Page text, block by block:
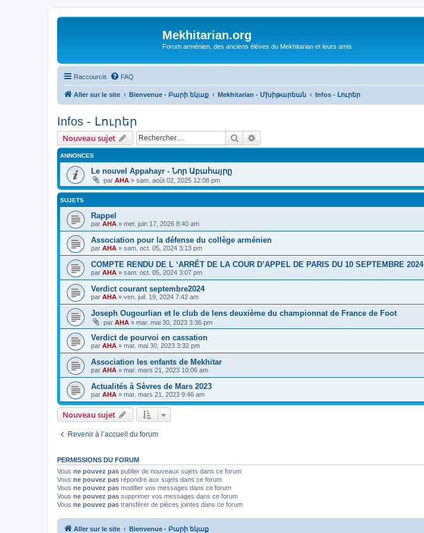
Mekhitarian.org
Forum arménien, des anciens élèves du Mekhitarian et leurs amis
Raccourcis FAQ
Aller sur le site Bienvenue - Բարի եկաք Mekhitarian - Մխիթարեան Infos - Լուրեր
Infos - Լուրեր
Nouveau sujet Rechercher
ANNONCES
Le nouvel Appahayr - Նոր Աբահայրը
par AHA » sam. août 02, 2025 12:08 pm
SUJETS
Rappel
par AHA » mer. juin 17, 2026 8:40 am
Association pour la défense du collège arménien
par AHA » sam. oct. 05, 2024 3:13 pm
COMPTE RENDU DE L ‘ARRÊT DE LA COUR D’APPEL DE PARIS DU 10 SEPTEMBRE 2024
par AHA » sam. oct. 05, 2024 3:07 pm
Verdict courant septembre2024
par AHA » ven. juil. 19, 2024 7:42 am
Joseph Ougourlian et le club de lens deuxième du championnat de France de Foot
par AHA » mar. mai 30, 2023 3:36 pm
Verdict de pourvoi en cassation
par AHA » mar. mai 30, 2023 3:32 pm
Association les enfants de Mekhitar
par AHA » mar. mars 21, 2023 10:06 am
Actualités à Sèvres de Mars 2023
par AHA » mar. mars 21, 2023 9:46 am
Nouveau sujet
Revenir à l’accueil du forum
PERMISSIONS DU FORUM
Vous ne pouvez pas publier de nouveaux sujets dans ce forum
Vous ne pouvez pas répondre aux sujets dans ce forum
Vous ne pouvez pas modifier vos messages dans ce forum
Vous ne pouvez pas supprimer vos messages dans ce forum
Vous ne pouvez pas transférer de pièces jointes dans ce forum
Aller sur le site Bienvenue - Բարի եկաք